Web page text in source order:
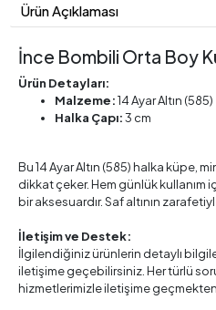
Ürün Açıklaması
İnce Bombili Orta Boy
Ürün Detayları:
Malzeme:14 Ayar Altın (585)
Halka Çapı:3 cm
Bu 14 Ayar Altın (585) halka küpe,
dikkat çeker. Hem günlük kullanım
bir aksesuardır. Saf altının
İletişim ve Destek:
İlgilendiğiniz ürünlerin detaylı
iletişime geçebilirsiniz. Her türlü
hizmetlerimizle iletişime